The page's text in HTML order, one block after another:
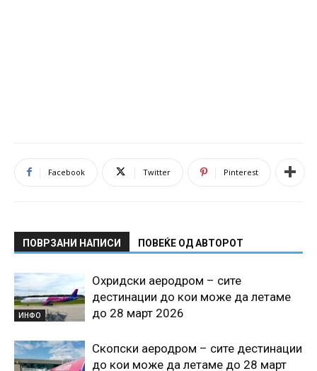
Facebook Twitter Pinterest
ПОВРЗАНИ НАПИСИ ПОВЕЌЕ ОД АВТОРОТ
ИНФО
Охридски аеродром – сите
дестинации до кои може да летаме
до 28 март 2026
Скопски аеродром – сите дестинации
до кои може да летаме до 28 март